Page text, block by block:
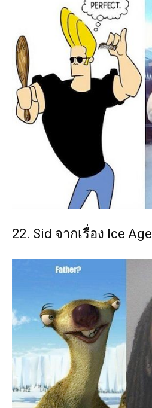
22. Sid จากเรื่อง Ice Age